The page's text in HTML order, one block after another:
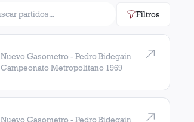
Filtros
Nuevo Gasometro - Pedro Bidegain
Campeonato Metropolitano 1969
Nuevo Gasometro - Pedro Bidegain